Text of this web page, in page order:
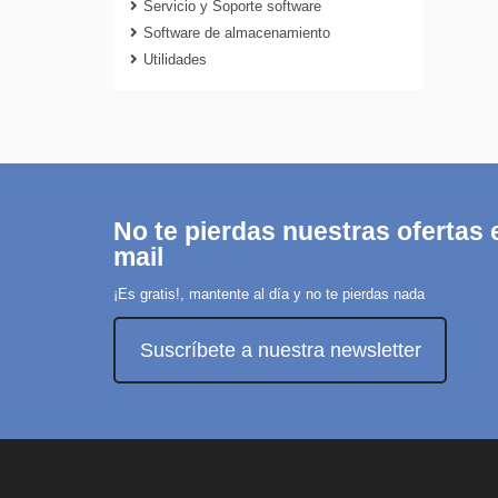
Servicio y Soporte software
Software de almacenamiento
Utilidades
No te pierdas nuestras ofertas
mail
¡Es gratis!, mantente al día y no te pierdas nada
Suscríbete a nuestra newsletter